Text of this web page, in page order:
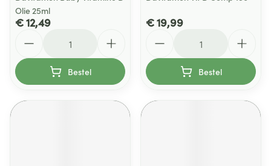
Olie 25ml
€ 12,49
Bestel
€ 19,99
Bestel